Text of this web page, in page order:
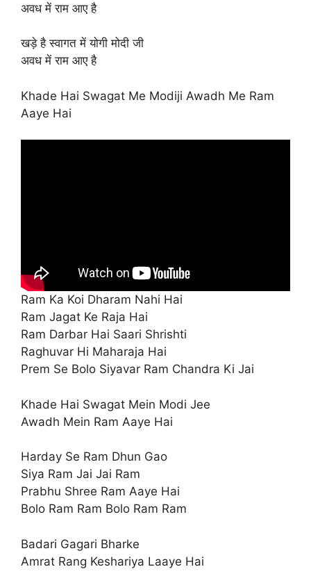
अवध में राम आए है
खड़े है स्वागत में योगी मोदी जी
अवध में राम आए है
Khade Hai Swagat Me Modiji Awadh Me Ram
Aaye Hai
Ram Ka Koi Dharam Nahi Hai
Ram Jagat Ke Raja Hai
Ram Darbar Hai Saari Shrishti
Raghuvar Hi Maharaja Hai
Prem Se Bolo Siyavar Ram Chandra Ki Jai
Khade Hai Swagat Mein Modi Jee
Awadh Mein Ram Aaye Hai
Harday Se Ram Dhun Gao
Siya Ram Jai Jai Ram
Prabhu Shree Ram Aaye Hai
Bolo Ram Ram Bolo Ram Ram
Badari Gagari Bharke
Amrat Rang Keshariya Laaye Hai